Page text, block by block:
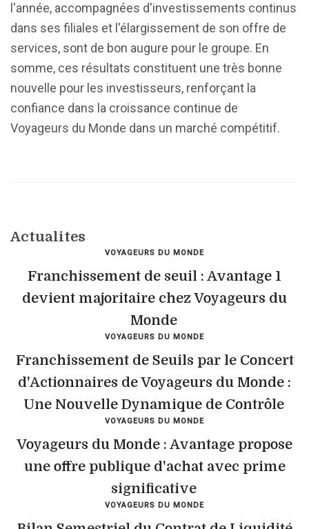
l'année, accompagnées d'investissements continus
dans ses filiales et l'élargissement de son offre de
services, sont de bon augure pour le groupe. En
somme, ces résultats constituent une très bonne
nouvelle pour les investisseurs, renforçant la
confiance dans la croissance continue de
Voyageurs du Monde dans un marché compétitif.
Actualites
VOYAGEURS DU MONDE
Franchissement de seuil : Avantage 1
devient majoritaire chez Voyageurs du
Monde
VOYAGEURS DU MONDE
Franchissement de Seuils par le Concert
d'Actionnaires de Voyageurs du Monde :
Une Nouvelle Dynamique de Contrôle
VOYAGEURS DU MONDE
Voyageurs du Monde : Avantage propose
une offre publique d'achat avec prime
significative
VOYAGEURS DU MONDE